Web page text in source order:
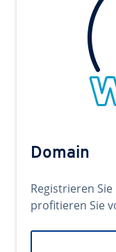
Domain
Registrieren
profitieren Sie